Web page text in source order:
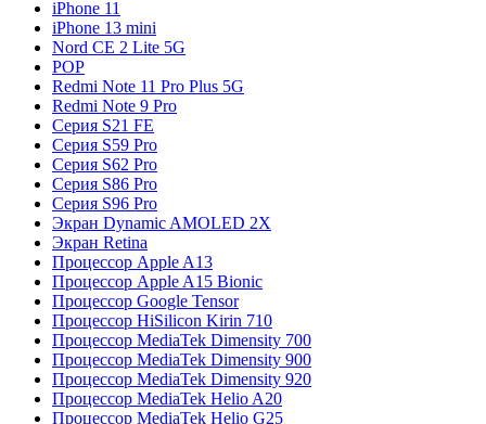
iPhone 11
iPhone 13 mini
Nord CE 2 Lite 5G
POP
Redmi Note 11 Pro Plus 5G
Redmi Note 9 Pro
Серия S21 FE
Серия S59 Pro
Серия S62 Pro
Серия S86 Pro
Серия S96 Pro
Экран Dynamic AMOLED 2X
Экран Retina
Процессор Apple A13
Процессор Apple A15 Bionic
Процессор Google Tensor
Процессор HiSilicon Kirin 710
Процессор MediaTek Dimensity 700
Процессор MediaTek Dimensity 900
Процессор MediaTek Dimensity 920
Процессор MediaTek Helio A20
Процессор MediaTek Helio G25